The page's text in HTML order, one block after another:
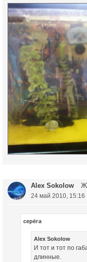
Alex Sokolow
24 май 2010, 15:16
серёга
Alex Sokolow
И тот и тот по
длинные.